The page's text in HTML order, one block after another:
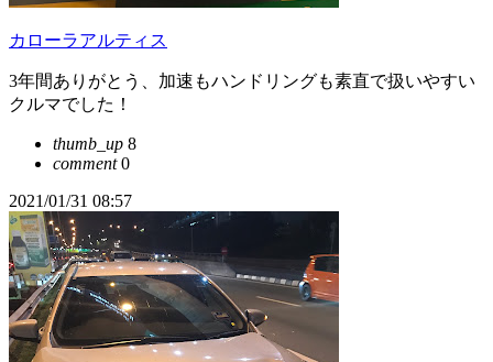
カローラアルティス
3年間ありがとう、加速もハンドリングも素直で扱いやすい
クルマでした！
thumb_up 8
comment0
2021/01/31 08:57